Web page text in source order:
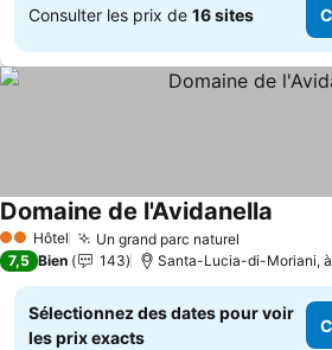
Consulter les prix de 16 sites
2 Étoiles
Hôtel Un grand parc naturel
Domaine de l'Avidanella
7,5 Bien 143 Santa-Lucia-di-Moriani,
Sélectionnez des dates pour voir
les prix exacts